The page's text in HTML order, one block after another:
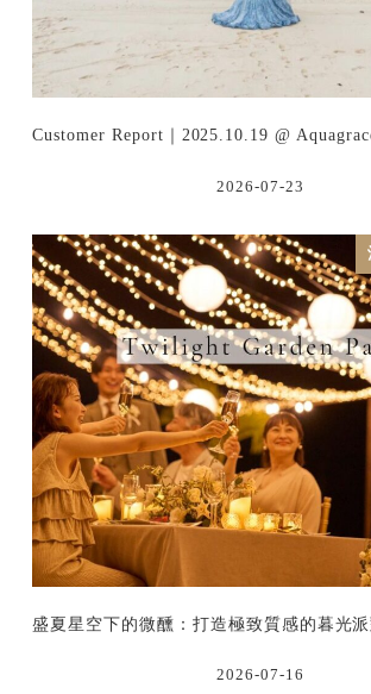
Customer Report｜2025.10.19 @
2026-07-23
盛夏星空下的微醺：打造極致質感的暮光
2026-07-16